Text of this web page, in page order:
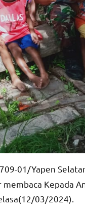
01/Yapen
Kepada
03/2024).